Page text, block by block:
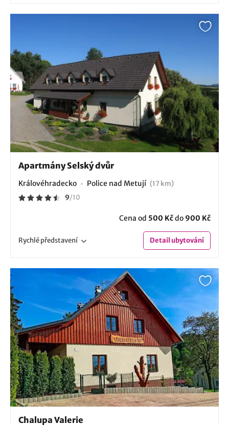
Apartmány Selský dvůr
Královéhradecko Police nad Metují (17 km)
9/10
Cena od 500 Kčdo 900 Kč
Rychlépředstavení Detailubytování
Chalupa Valerie